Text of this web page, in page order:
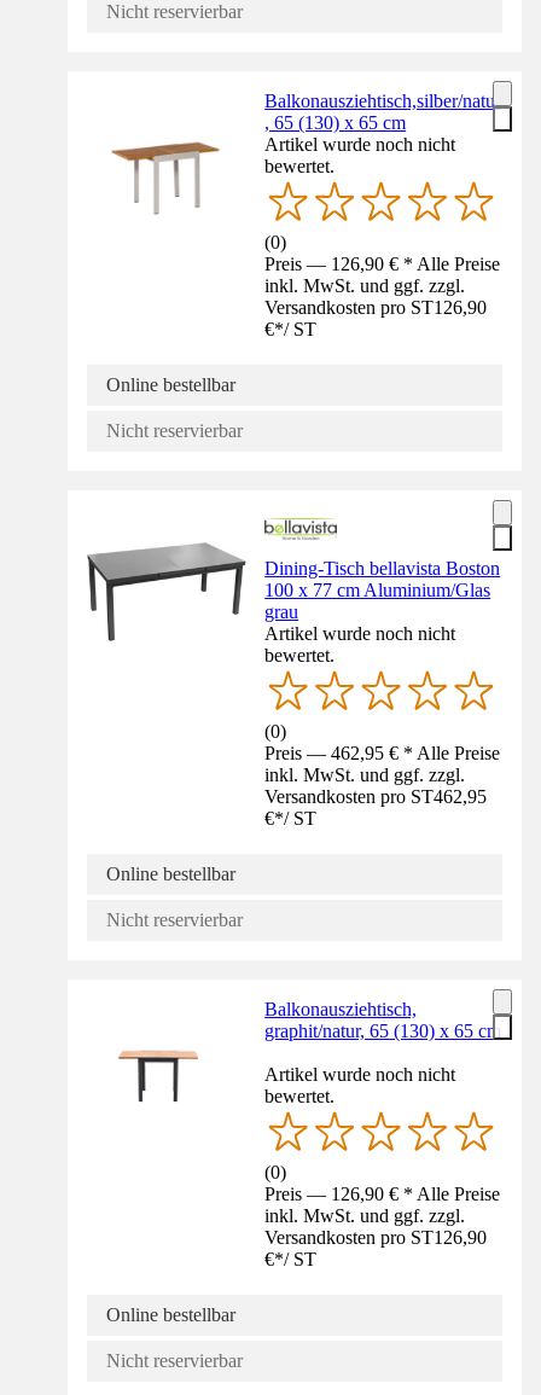
Nicht reservierbar
Balkonausziehtisch,silber/natur
, 65 (130) x 65 cm
Artikel wurde noch nicht
bewertet.
(0)
Preis — 126,90 € * Alle Preise
inkl. MwSt. und ggf. zzgl.
Versandkosten pro ST126,90
€*/ ST
Online bestellbar
Nicht reservierbar
Dining-Tisch bellavista Boston
100 x 77 cm Aluminium/Glas
grau
Artikel wurde noch nicht
bewertet.
(0)
Preis — 462,95 € * Alle Preise
inkl. MwSt. und ggf. zzgl.
Versandkosten pro ST462,95
€*/ ST
Online bestellbar
Nicht reservierbar
Balkonausziehtisch,
graphit/natur, 65 (130) x 65 cm
Artikel wurde noch nicht
bewertet.
(0)
Preis — 126,90 € * Alle Preise
inkl. MwSt. und ggf. zzgl.
Versandkosten pro ST126,90
€*/ ST
Online bestellbar
Nicht reservierbar